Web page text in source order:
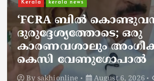
ചാലിശേരിയില്‍
ജനകീയ
നഴ്സിന് അണലിയുടെ
അണലിയുടെ
ഡ്യൂട്ടിക്കിടെ
By sakhionline August 6, 2026